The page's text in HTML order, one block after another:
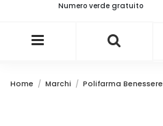
Numero verde gratuito
Home Marchi Polifarma Benessere